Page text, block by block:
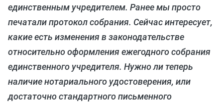
единственным учредителем. Ранее мы просто
печатали протокол собрания. Сейчас интересует,
какие есть изменения в законодательстве
относительно оформления ежегодного собрания
единственного учредителя. Нужно ли теперь
наличие нотариального удостоверения, или
достаточно стандартного письменного